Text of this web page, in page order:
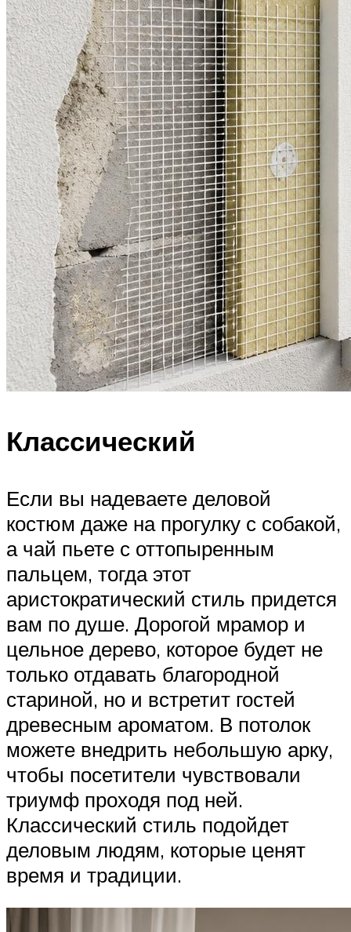
Классический
Если вы надеваете деловой
костюм даже на прогулку с собакой,
а чай пьете с оттопыренным
пальцем, тогда этот
аристократический стиль придется
вам по душе. Дорогой мрамор и
цельное дерево, которое будет не
только отдавать благородной
стариной, но и встретит гостей
древесным ароматом. В потолок
можете внедрить небольшую арку,
чтобы посетители чувствовали
триумф проходя под ней.
Классический стиль подойдет
деловым людям, которые ценят
время и традиции.